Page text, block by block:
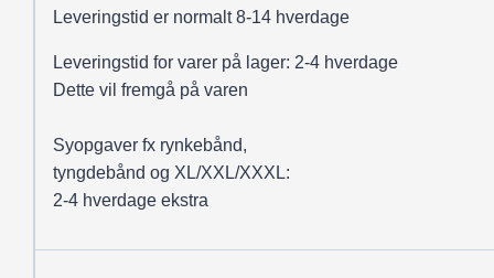
Leveringstid er normalt 8-14 hverdage
Leveringstid for varer på lager: 2-4 hverdage
Dette vil fremgå på varen
Syopgaver fx rynkebånd,
tyngdebånd og XL/XXL/XXXL:
2-4 hverdage ekstra